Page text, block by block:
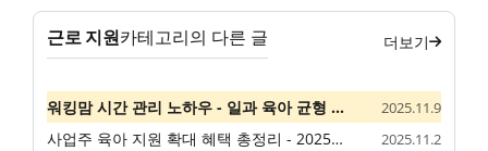
근로 지원카테고리의 다른 글 더보기
워킹맘 시간 관리 노하우 - 일과 육아 균형 맞추기 2025.11.9
사업주 육아 지원 확대 혜택 총정리 - 2025년 장려금·지원금 인상 2025.11.2